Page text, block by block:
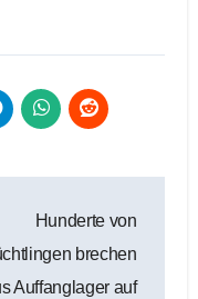
Hunderte von
brechen
Auffanglager auf